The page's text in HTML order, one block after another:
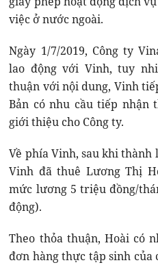
việc ở nước ngoài.
Ngày 1/7/2019, Công ty
lao động với Vinh, tuy
thuận với nội dung, Vinh
Bản có nhu cầu tiếp nhận
giới thiệu cho Công ty.
Về phía Vinh, sau khi
Vinh đã thuê Lương Thị
mức lương 5 triệu đồng/
động).
Theo thỏa thuận, Hoài có
đơn hàng thực tập sinh của